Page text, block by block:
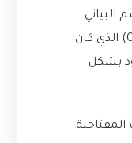
البياني
للزيارات العضوية (Organic Traffic) الذي كان
بشكل
المفتاحية